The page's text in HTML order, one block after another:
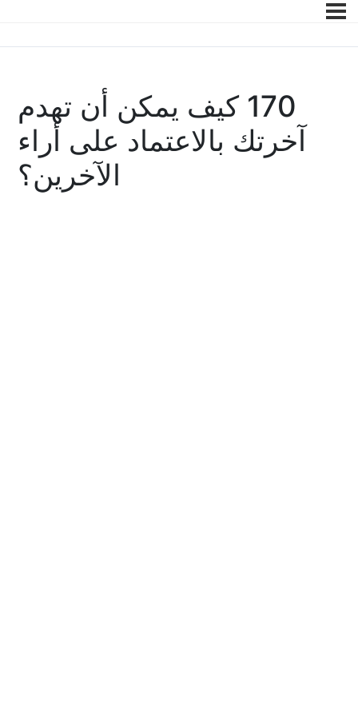
170 كيف يمكن أن تهدم
آخرتك بالاعتماد على أراء
الآخرين؟